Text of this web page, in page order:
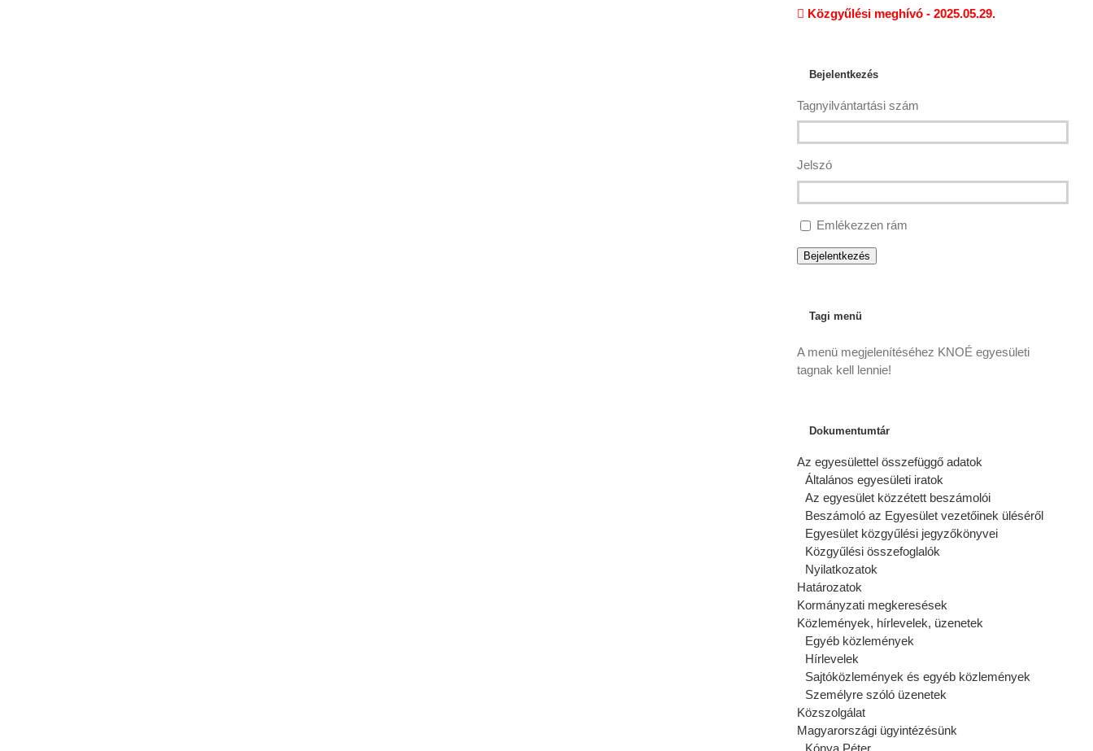
Közgyűlési meghívó - 2025.05.29.
Bejelentkezés
Tagnyilvántartási szám
Jelszó
Emlékezzen rám
Bejelentkezés
Tagi menü
A menü megjelenítéséhez KNOÉ egyesületi
tagnak kell lennie!
Dokumentumtár
Az egyesülettel összefüggő adatok
Általános egyesületi iratok
Az egyesület közzétett beszámolói
Beszámoló az Egyesület vezetőinek üléséről
Egyesület közgyűlési jegyzőkönyvei
Közgyűlési összefoglalók
Nyilatkozatok
Határozatok
Kormányzati megkeresések
Közlemények, hírlevelek, üzenetek
Egyéb közlemények
Hírlevelek
Sajtóközlemények és egyéb közlemények
Személyre szóló üzenetek
Közszolgálat
Magyarországi ügyintézésünk
Kónya Péter